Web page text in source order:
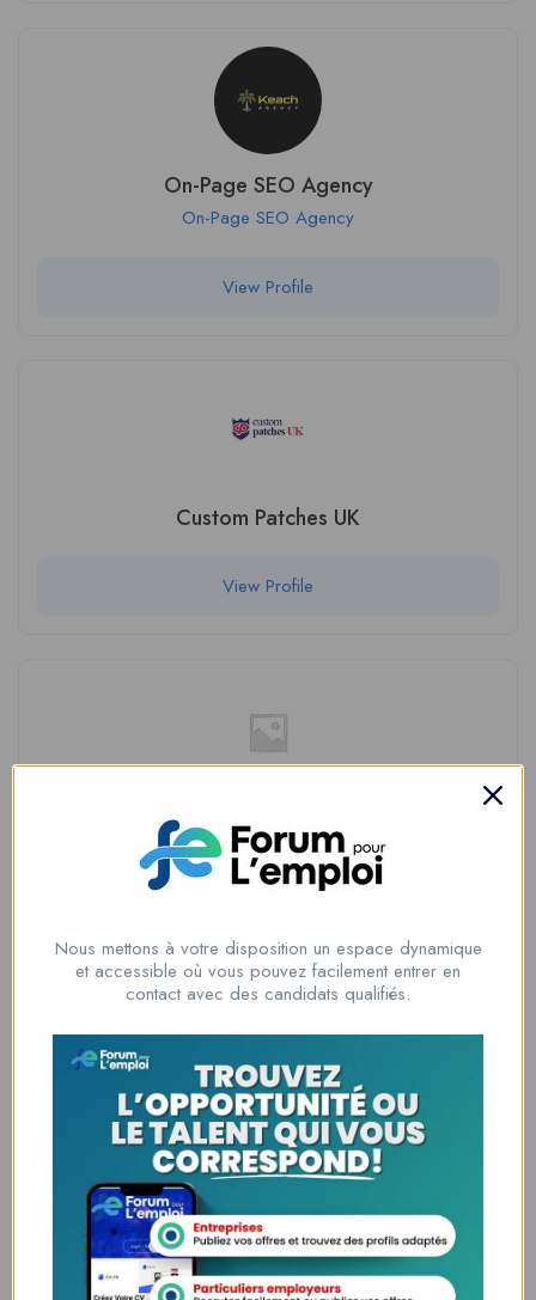
On-Page SEO Agency
On-Page SEO Agency
View Profile
Custom Patches UK
View Profile
THETOPOZICEV
View Profile
Byron Collins
View Profile
Nous mettons à votre disposition un espace dynamique
et accessible où vous pouvez facilement entrer en
contact avec des candidats qualifiés.